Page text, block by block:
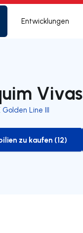
Entwicklungen
Vivas
Golden Line III
to-buy-listing
zu kaufen (12)